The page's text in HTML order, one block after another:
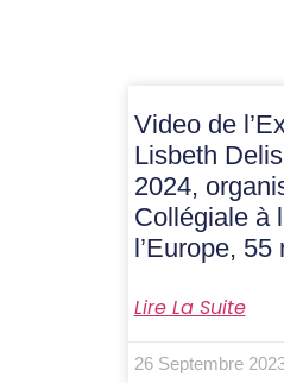
Video de
Lisbeth
2024,
Collégiale à
l’Europe,
Lire La Suite
26 Septembre